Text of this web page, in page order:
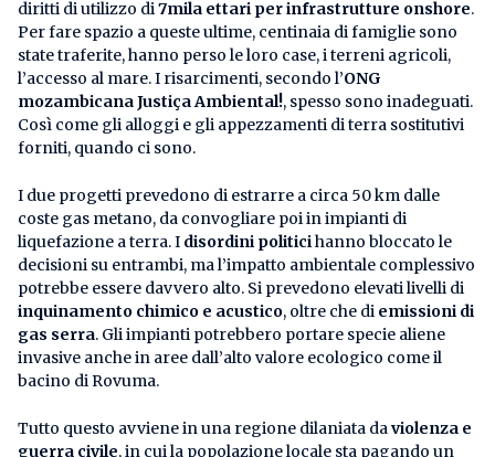
diritti di utilizzo di7mila ettari per infrastrutture onshore.
Per fare spazio a queste ultime, centinaia di famiglie sono
state traferite, hanno perso le loro case, i terreni agricoli,
l’accesso al mare. I risarcimenti, secondo l’ONG
mozambicana Justiça Ambiental!, spesso sono inadeguati.
Così come gli alloggi e gli appezzamenti di terra sostitutivi
forniti, quando ci sono.
I due progetti prevedono di estrarre a circa 50 km dalle
coste gas metano, da convogliare poi in impianti di
liquefazione a terra. I disordini politicihanno bloccato le
decisioni su entrambi, ma l’impatto ambientale complessivo
potrebbe essere davvero alto. Si prevedono elevati livelli di
inquinamento chimico e acustico, oltre che di emissioni di
gas serra. Gli impianti potrebbero portare specie aliene
invasive anche in aree dall’alto valore ecologico come il
bacino di Rovuma.
Tutto questo avviene in una regione dilaniata daviolenza e
guerra civile, in cui la popolazione locale sta pagando un